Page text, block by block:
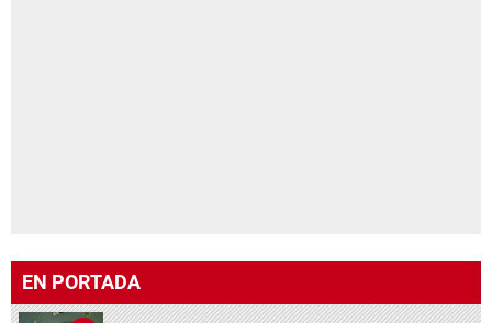
EN PORTADA